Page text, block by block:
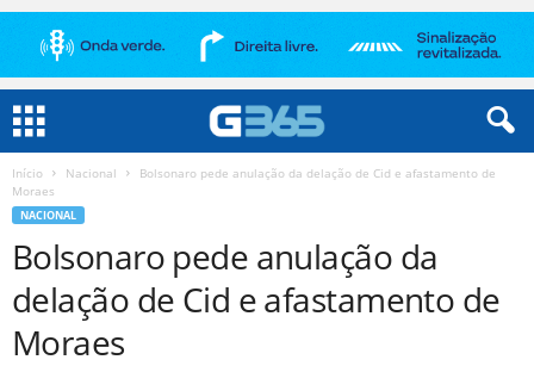
Início Nacional
Bolsonaro pede anulação da delação de Cid e afastamento de
Moraes
NACIONAL
Bolsonaro pede anulação da
delação de Cid e afastamento de
Moraes